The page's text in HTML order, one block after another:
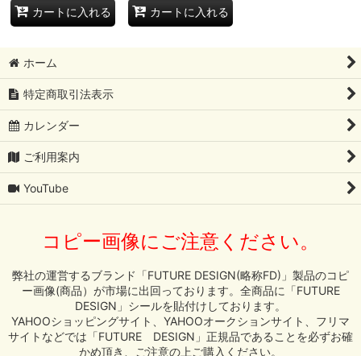
カートに入れる カートに入れる
ホーム
特定商取引法表示
カレンダー
ご利用案内
YouTube
コピー画像にご注意ください。
弊社の運営するブランド「FUTURE DESIGN(略称FD)」製品のコピ
ー画像(商品）が市場に出回っております。全商品に「FUTURE
DESIGN」シールを貼付けしております。
YAHOOショッピングサイト、YAHOOオークションサイト、フリマ
サイトなどでは「FUTURE DESIGN」正規品であることを必ずお確
かめ頂き、ご注意の上ご購入ください。